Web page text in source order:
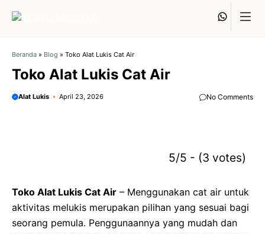
Beranda » Blog » Toko Alat Lukis Cat Air
Toko Alat Lukis Cat Air
Alat Lukis April 23, 2026 No Comments
5/5 - (3 votes)
Toko Alat Lukis Cat Air – Menggunakan cat air untuk
aktivitas melukis merupakan pilihan yang sesuai bagi
seorang pemula. Penggunaannya yang mudah dan